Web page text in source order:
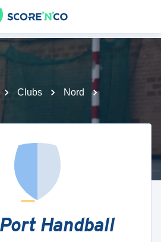
Clubs
Nord
Handball